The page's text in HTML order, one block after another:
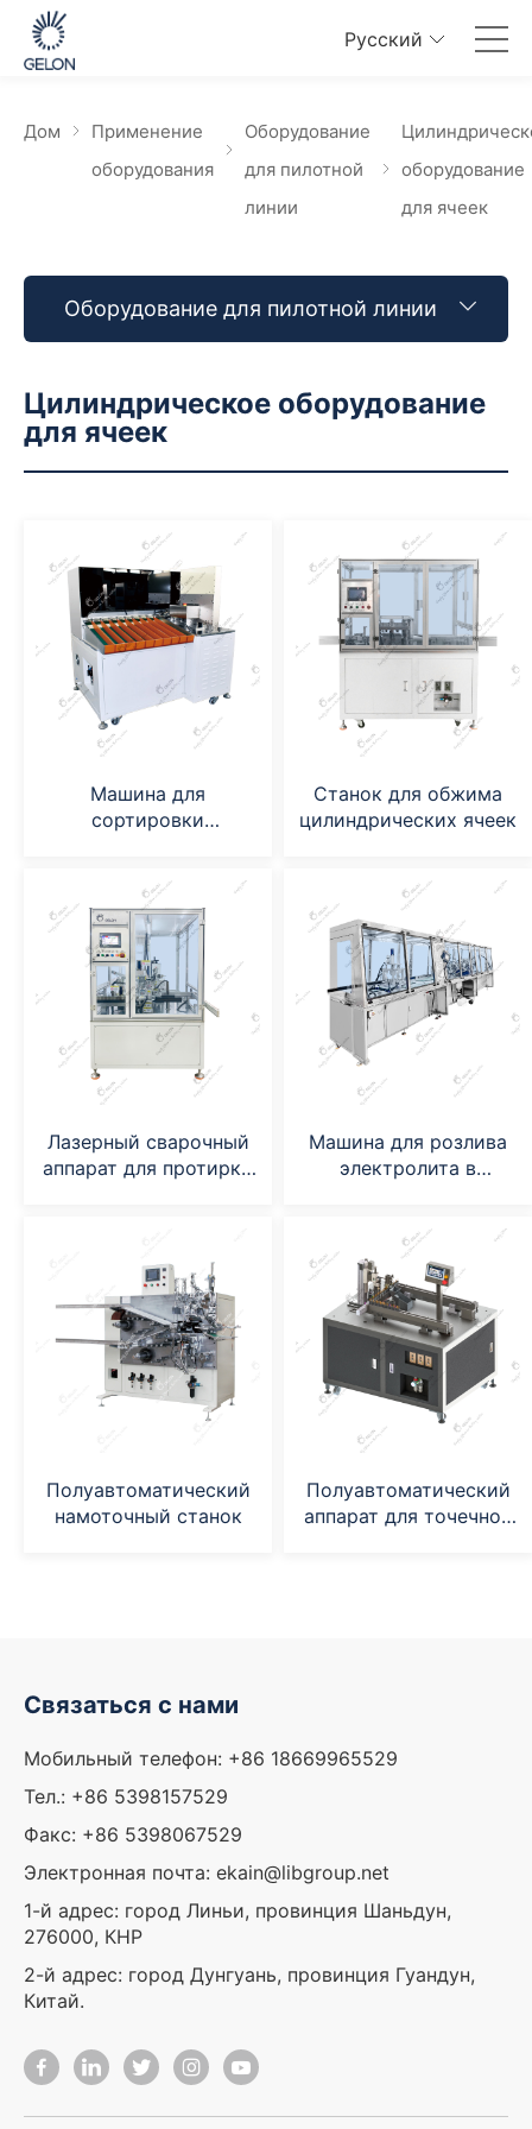
Pусский
Дом
Применение
оборудования
Оборудование
для пилотной
линии
оборудование
для ячеек
Оборудование для пилотной линии
Цилиндрическое оборудование
для ячеек
Машина для
сортировки
Станок для обжима
цилиндрических ячеек
Лазерный сварочный
аппарат для протирки
батарей.
Машина для розлива
электролита в
Полуавтоматический
намоточный станок
Полуавтоматический
аппарат для точечной
Связаться с нами
Мобильный телефон: +86 18669965529
Тел.: +86 5398157529
Факс: +86 5398067529
Электронная почта: ekain@libgroup.net
1-й адрес: город Линьи, провинция Шаньдун,
276000, КНР
2-й адрес: город Дунгуань, провинция Гуандун,
Китай.